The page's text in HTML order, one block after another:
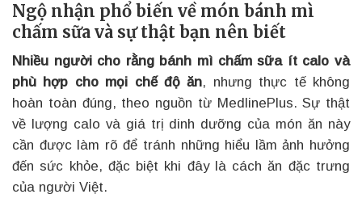
Ngộ nhận phổ biến về món bánh mì
chấm sữa và sự thật bạn nên biết
Nhiều người cho rằng bánh mì chấm sữa ít calo và
phù hợp cho mọi chế độ ăn, nhưng thực tế không
hoàn toàn đúng, theo nguồn từ MedlinePlus. Sự thật
về lượng calo và giá trị dinh dưỡng của món ăn này
cần được làm rõ để tránh những hiểu lầm ảnh hưởng
đến sức khỏe, đặc biệt khi đây là cách ăn đặc trưng
của người Việt.